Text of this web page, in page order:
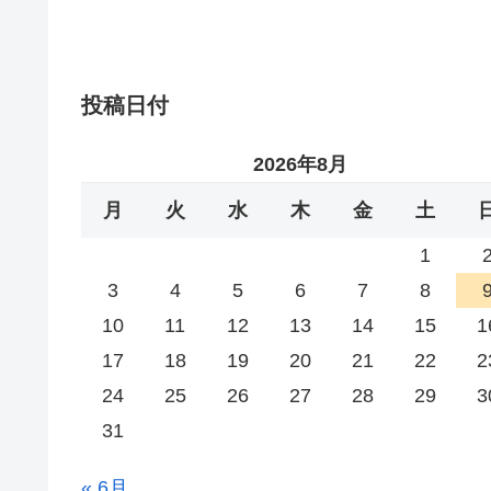
投稿日付
2026年8月
月 火 水 木 金 土
1
2
3
4 5 6 7 8
10
11 12 13 14 15
17
18 19 20 21 22
24
25 26 27 28 29
31